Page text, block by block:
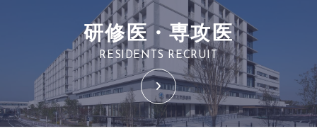
研修医・専攻医
RESIDENTS RECRUIT